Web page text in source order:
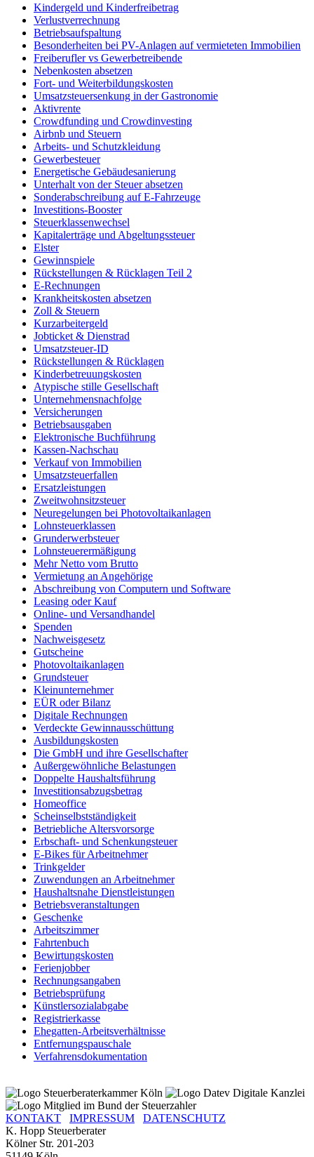
Kindergeld und Kinderfreibetrag
Verlustverrechnung
Betriebsaufspaltung
Besonderheiten bei PV-Anlagen auf vermieteten Immobilien
Freiberufler vs Gewerbetreibende
Nebenkosten absetzen
Fort- und Weiterbildungskosten
Umsatzsteuersenkung in der Gastronomie
Aktivrente
Crowdfunding und Crowdinvesting
Airbnb und Steuern
Arbeits- und Schutzkleidung
Gewerbesteuer
Energetische Gebäudesanierung
Unterhalt von der Steuer absetzen
Sonderabschreibung auf E-Fahrzeuge
Investitions-Booster
Steuerklassenwechsel
Kapitalerträge und Abgeltungssteuer
Elster
Gewinnspiele
Rückstellungen & Rücklagen Teil 2
E-Rechnungen
Krankheitskosten absetzen
Zoll & Steuern
Kurzarbeitergeld
Jobticket & Dienstrad
Umsatzsteuer-ID
Rückstellungen & Rücklagen
Kinderbetreuungskosten
Atypische stille Gesellschaft
Unternehmensnachfolge
Versicherungen
Betriebsausgaben
Elektronische Buchführung
Kassen-Nachschau
Verkauf von Immobilien
Umsatzsteuerfallen
Ersatzleistungen
Zweitwohnsitzsteuer
Neuregelungen bei Photovoltaikanlagen
Lohnsteuerklassen
Grunderwerbsteuer
Lohnsteuerermäßigung
Mehr Netto vom Brutto
Vermietung an Angehörige
Abschreibung von Computern und Software
Leasing oder Kauf
Online- und Versandhandel
Spenden
Nachweisgesetz
Gutscheine
Photovoltaikanlagen
Grundsteuer
Kleinunternehmer
EÜR oder Bilanz
Digitale Rechnungen
Verdeckte Gewinnausschüttung
Ausbildungskosten
Die GmbH und ihre Gesellschafter
Außergewöhnliche Belastungen
Doppelte Haushaltsführung
Investitionsabzugsbetrag
Homeoffice
Scheinselbstständigkeit
Betriebliche Altersvorsorge
Erbschaft- und Schenkungsteuer
E-Bikes für Arbeitnehmer
Trinkgelder
Zuwendungen an Arbeitnehmer
Haushaltsnahe Dienstleistungen
Betriebsveranstaltungen
Geschenke
Arbeitszimmer
Fahrtenbuch
Bewirtungskosten
Ferienjobber
Rechnungsangaben
Betriebsprüfung
Künstlersozialabgabe
Registrierkasse
Ehegatten-Arbeitsverhältnisse
Entfernungspauschale
Verfahrensdokumentation
KONTAKT IMPRESSUM
DATENSCHUTZ
K. Hopp Steuerberater
Kölner Str. 201-203